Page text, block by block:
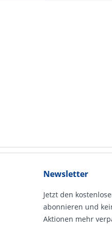
Newsletter
Jetzt den
abonnieren und
Aktionen mehr